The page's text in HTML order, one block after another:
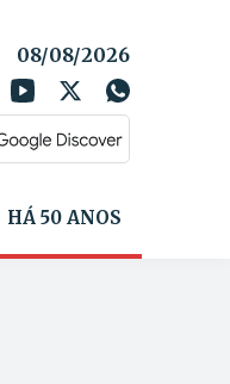
08/08/2026
HÁ 50 ANOS